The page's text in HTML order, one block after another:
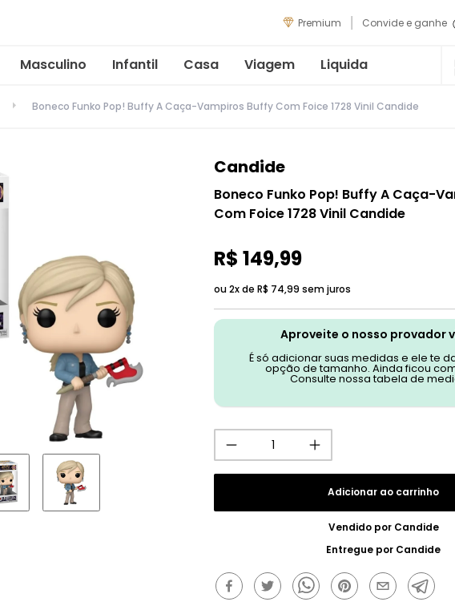
Premium Convide e ganhe
Masculino Infantil Casa Viagem Liquida
Boneco Funko Pop! Buffy A Caça-Vampiros Buffy Com Foice 1728 Vinil Candide
Candide
Boneco Funko Pop! Buffy A Caça-
Com Foice 1728 Vinil Candide
R$ 149,99
ou 2x de R$ 74,99 sem juros
Aproveite o nosso provador
É só adicionar suas medidas e ele te
opção de tamanho. Ainda ficou
Consulte nossa tabela de
Adicionar ao carrinho
Vendido por Candide
Entregue por Candide